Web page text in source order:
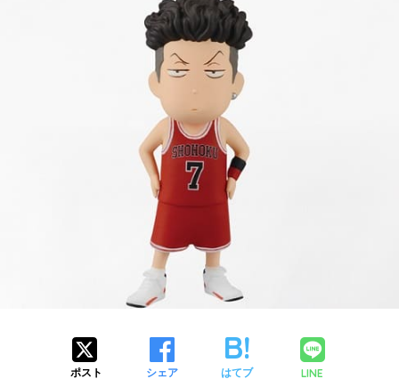
ポスト シェア はてブ LINE